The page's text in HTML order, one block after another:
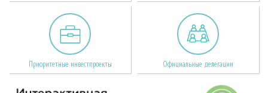
Приоритетные инвестпроекты Официальные делегации